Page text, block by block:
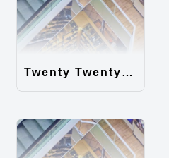
Twenty Twenty-Five 免费的WordPress内容主题